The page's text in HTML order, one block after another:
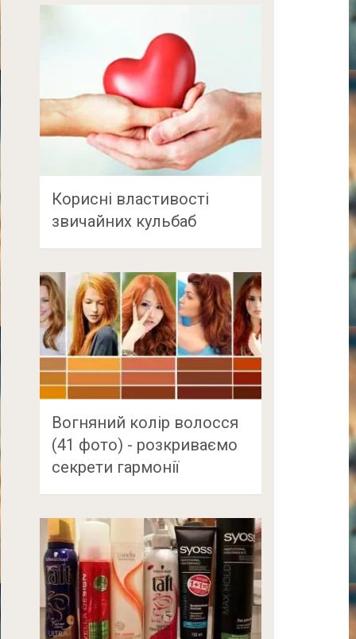
Корисні властивості
звичайних кульбаб
Вогняний колір волосся
(41 фото) - розкриваємо
секрети гармонії